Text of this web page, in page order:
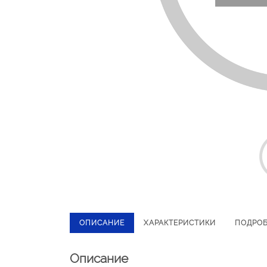
ОПИСАНИЕ ХАРАКТЕРИСТИКИ
Описание